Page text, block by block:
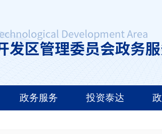
政务服务 投资泰达